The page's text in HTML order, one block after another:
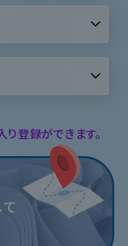
登録ができます。